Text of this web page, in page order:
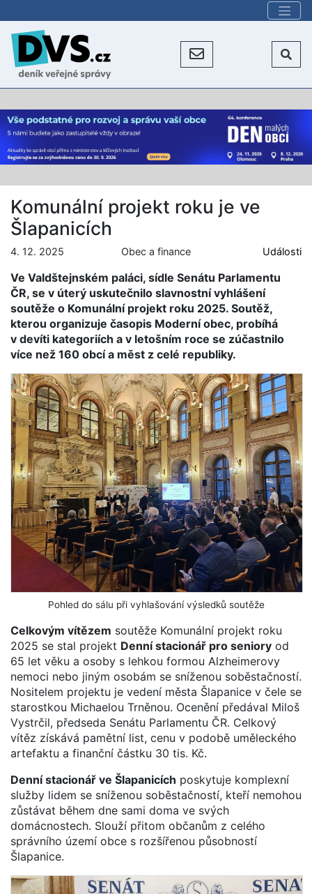
Komunální projekt roku je ve
Šlapanicích
4. 12. 2025 Obec a finance Události
Ve Valdštejnském paláci, sídle Senátu Parlamentu
ČR, se v úterý uskutečnilo slavnostní vyhlášení
soutěže o Komunální projekt roku 2025. Soutěž,
kterou organizuje časopis Moderní obec, probíhá
v devíti kategoriích a v letošním roce se zúčastnilo
více než 160 obcí a měst z celé republiky.
Pohled do sálu při vyhlašování výsledků soutěže
Celkovým vítězem soutěže Komunální projekt roku
2025 se stal projekt Denní stacionář pro seniory od
65 let věku a osoby s lehkou formou Alzheimerovy
nemoci nebo jiným osobám se sníženou soběstačností.
Nositelem projektu je vedení města Šlapanice v čele se
starostkou Michaelou Trněnou. Ocenění předával Miloš
Vystrčil, předseda Senátu Parlamentu ČR. Celkový
vítěz získává pamětní list, cenu v podobě uměleckého
artefaktu a finanční částku 30 tis. Kč.
Denní stacionář ve Šlapanicích poskytuje komplexní
služby lidem se sníženou soběstačností, kteří nemohou
zůstávat během dne sami doma ve svých
domácnostech. Slouží přitom občanům z celého
správního území obce s rozšířenou působností
Šlapanice.